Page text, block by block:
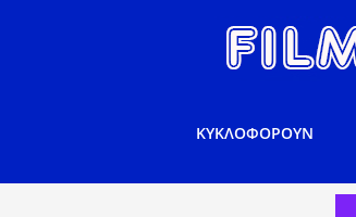
ΚΥΚΛΟΦΟΡΟΥΝ